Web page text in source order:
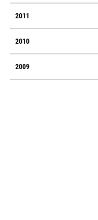
2011
2010
2009